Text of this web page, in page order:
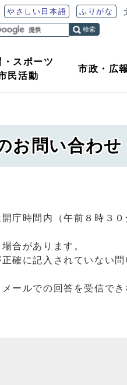
やさしい日本語 ふりがな
検索
・スポーツ
民活動
市政 ・ 広報
お問い合わせ
庁時間内（午前８時３
合があります。
確に記入されていない
ールでの回答を受信で